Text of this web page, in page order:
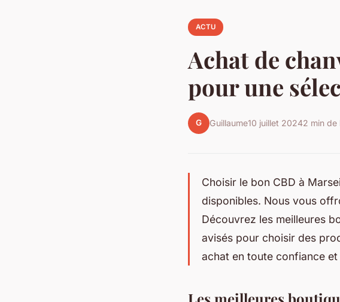
ACTU
Achat de
pour une
G Guillaume10 juillet 20242 min de
Choisir le bon CBD à
disponibles. Nous vous
Découvrez les meilleures
avisés pour choisir des
achat en toute confiance